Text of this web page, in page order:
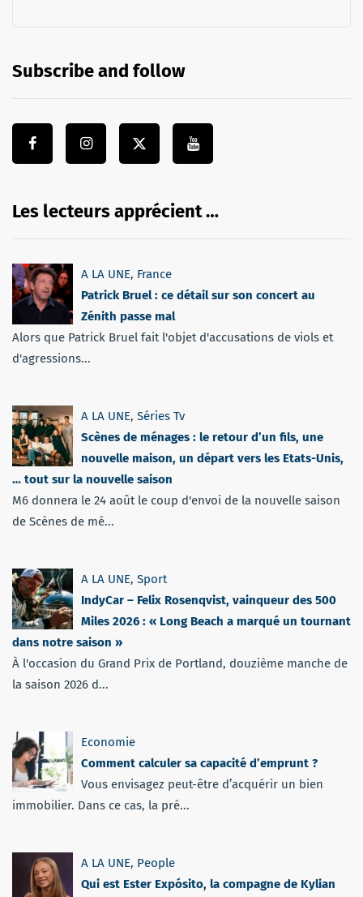
Subscribe and follow
Les lecteurs apprécient …
A LA UNE, France
Patrick Bruel : ce détail sur son concert au
Zénith passe mal
Alors que Patrick Bruel fait l'objet d'accusations de viols et
d'agressions...
A LA UNE, Séries Tv
Scènes de ménages : le retour d’un fils, une
nouvelle maison, un départ vers les Etats-Unis,
… tout sur la nouvelle saison
M6 donnera le 24 août le coup d'envoi de la nouvelle saison
de Scènes de mé...
A LA UNE, Sport
IndyCar – Felix Rosenqvist, vainqueur des 500
Miles 2026 : « Long Beach a marqué un tournant
dans notre saison »
À l'occasion du Grand Prix de Portland, douzième manche de
la saison 2026 d...
Economie
Comment calculer sa capacité d’emprunt ?
Vous envisagez peut-être d’acquérir un bien
immobilier. Dans ce cas, la pré...
A LA UNE, People
Qui est Ester Expósito, la compagne de Kylian